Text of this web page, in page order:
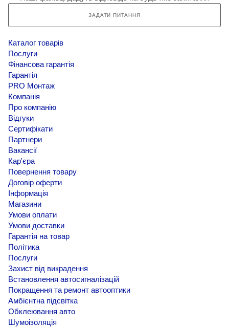
ЗАДАТИ ПИТАННЯ
Каталог товарів
Послуги
Фінансова гарантія
Гарантія
PRO Монтаж
Компанія
Про компанію
Відгуки
Сертифікати
Партнери
Вакансії
Кар'єра
Повернення товару
Договір оферти
Інформація
Магазини
Умови оплати
Умови доставки
Гарантія на товар
Політика
Послуги
Захист від викрадення
Встановлення автосигналізацій
Покращення та ремонт автооптики
Амбієнтна підсвітка
Обклеювання авто
Шумоізоляція